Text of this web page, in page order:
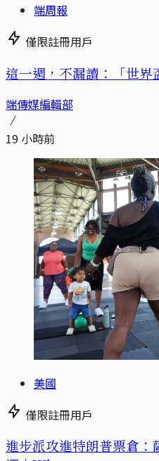
端周報
僅限註冊用戶
這一週，不漏讀：「世界
端傳媒編輯部
19 小時前
美國
僅限註冊用戶
進步派攻進特朗普票倉